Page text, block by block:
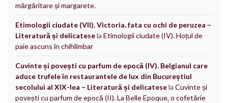
mărgăritare și margarete.
Etimologii ciudate (VII). Victoria, fata cu ochi de peruzea –
Literatură și delicatesela Etimologii ciudate (IV). Hoțul de
paie ascuns în chihlimbar
Cuvinte și povești cu parfum de epocă (IV). Belgianul care
aduce trufele în restaurantele de lux din Bucureștiul
secolului al XIX-lea – Literatură și delicatesela Cuvinte și
povești cu parfum de epocă (II). La Belle Epoque, o cofetărie